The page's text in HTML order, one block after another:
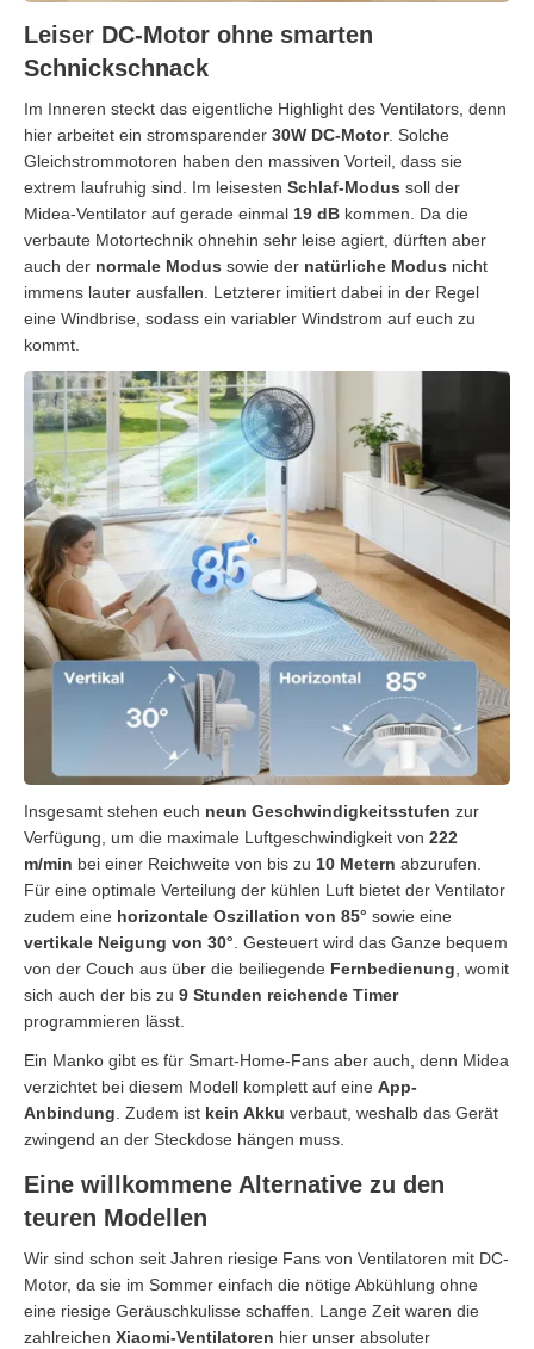
Leiser DC-Motor ohne smarten
Schnickschnack
Im Inneren steckt das eigentliche Highlight des Ventilators, denn
hier arbeitet ein stromsparender 30W DC-Motor. Solche
Gleichstrommotoren haben den massiven Vorteil, dass sie
extrem laufruhig sind. Im leisesten Schlaf-Modus soll der
Midea-Ventilator auf gerade einmal 19 dB kommen. Da die
verbaute Motortechnik ohnehin sehr leise agiert, dürften aber
auch der normale Modus sowie der natürliche Modus nicht
immens lauter ausfallen. Letzterer imitiert dabei in der Regel
eine Windbrise, sodass ein variabler Windstrom auf euch zu
kommt.
Insgesamt stehen euch neun Geschwindigkeitsstufen zur
Verfügung, um die maximale Luftgeschwindigkeit von 222
m/min bei einer Reichweite von bis zu 10 Metern abzurufen.
Für eine optimale Verteilung der kühlen Luft bietet der Ventilator
zudem eine horizontale Oszillation von 85° sowie eine
vertikale Neigung von 30°. Gesteuert wird das Ganze bequem
von der Couch aus über die beiliegende Fernbedienung, womit
sich auch der bis zu 9 Stunden reichende Timer
programmieren lässt.
Ein Manko gibt es für Smart-Home-Fans aber auch, denn Midea
verzichtet bei diesem Modell komplett auf eine App-
Anbindung. Zudem ist kein Akku verbaut, weshalb das Gerät
zwingend an der Steckdose hängen muss.
Eine willkommene Alternative zu den
teuren Modellen
Wir sind schon seit Jahren riesige Fans von Ventilatoren mit DC-
Motor, da sie im Sommer einfach die nötige Abkühlung ohne
eine riesige Geräuschkulisse schaffen. Lange Zeit waren die
zahlreichen Xiaomi-Ventilatoren hier unser absoluter